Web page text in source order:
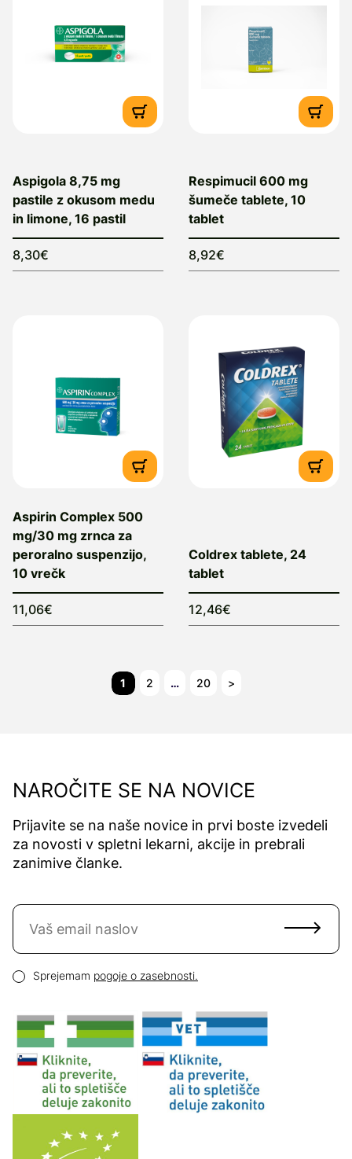
Aspigola 8,75 mg
pastile z okusom medu
in limone, 16 pastil
8,30€
Respimucil 600 mg
šumeče tablete, 10
tablet
8,92€
Aspirin Complex 500
mg/30 mg zrnca za
peroralno suspenzijo,
10 vrečk
11,06€
Coldrex tablete, 24
tablet
12,46€
1 2 … 20 >
NAROČITE SE NA NOVICE
Prijavite se na naše novice in prvi boste izvedeli
za novosti v spletni lekarni, akcije in prebrali
zanimive članke.
Naročite se na novice
Pogoji zasebnosti
Sprejemam pogoje o zasebnosti.